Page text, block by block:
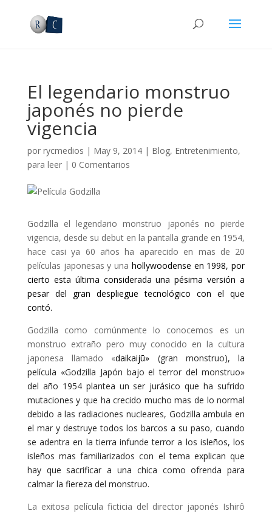
El legendario monstruo
japonés no pierde
vigencia
por rycmedios | May 9, 2014| Blog, Entretenimiento,
para leer| 0 Comentarios
Godzilla el legendario monstruo japonés no pierde
vigencia, desde su debut en la pantalla grande en 1954,
hace casi ya 60 años ha aparecido en mas de 20
películas japonesas y una hollywoodense en 1998, por
cierto esta última considerada una pésima versión a
pesar del gran despliegue tecnológico con el que
contó.
Godzilla como comúnmente lo conocemos es un
monstruo extraño pero muy conocido en la cultura
japonesa llamado «daikaijū» (gran monstruo), la
película «Godzilla Japón bajo el terror del monstruo»
del año 1954 plantea un ser jurásico que ha sufrido
mutaciones y que ha crecido mucho mas de lo normal
debido a las radiaciones nucleares, Godzilla ambula en
el mar y destruye todos los barcos a su paso, cuando
se adentra en la tierra infunde terror a los isleños, los
isleños mas familiarizados con el tema explican que
hay que sacrificar a una chica como ofrenda para
calmar la fiereza del monstruo.
La exitosa película ficticia del director japonés Ishirô